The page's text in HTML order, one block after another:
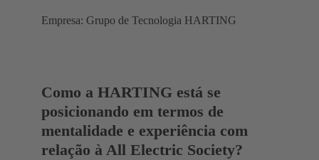
Empresa: Grupo de Tecnologia HARTING
Como a HARTING está se
posicionando em termos de
mentalidade e experiência com
relação à All Electric Society?